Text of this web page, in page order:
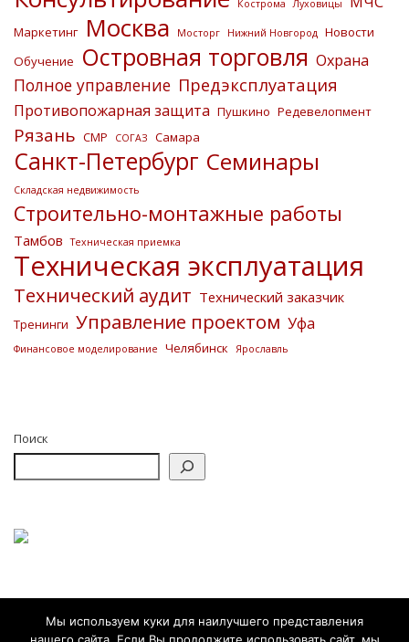
Кострома Луховицы
Маркетинг Москва Мосторг Нижний Новгород
Новости
Обучение
Островная торговля Охрана
Полное управление Предэксплуатация
Противопожарная защита Пушкино Редевелопмент
Рязань СМР СОГАЗ Самара
Санкт-Петербург Семинары
Складская недвижимость
Строительно-монтажные работы
Тамбов Техническая приемка
Техническая эксплуатация
Технический аудит Технический заказчик
Тренинги Управление проектом Уфа
Финансовое моделирование Челябинск Ярославль
Поиск
Мы используем куки для наилучшего представления